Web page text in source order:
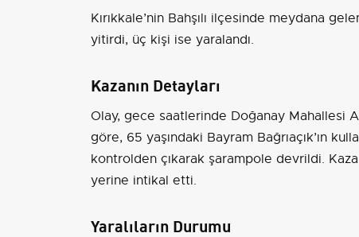
Kırıkkale’nin Bahşılı ilçesinde meydana
yitirdi, üç kişi ise yaralandı.
Kazanın Detayları
Olay, gece saatlerinde Doğanay Mahallesi
göre, 65 yaşındaki Bayram Bağrıaçık’ın
kontrolden çıkarak şarampole devrildi.
yerine intikal etti.
Yaralıların Durumu